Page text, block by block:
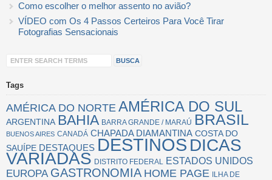
Como escolher o melhor assento no avião?
VÍDEO com Os 4 Passos Certeiros Para Você Tirar
Fotografias Sensacionais
Tags
AMÉRICA DO NORTE AMÉRICA DO SUL
ARGENTINA BAHIA BARRA GRANDE / MARAÚ BRASIL
BUENOS AIRES CANADÁ CHAPADA DIAMANTINA COSTA DO
SAUÍPE DESTAQUES DESTINOS DICAS
VARIADAS DISTRITO FEDERAL ESTADOS UNIDOS
EUROPA GASTRONOMIA HOME PAGE ILHA DE